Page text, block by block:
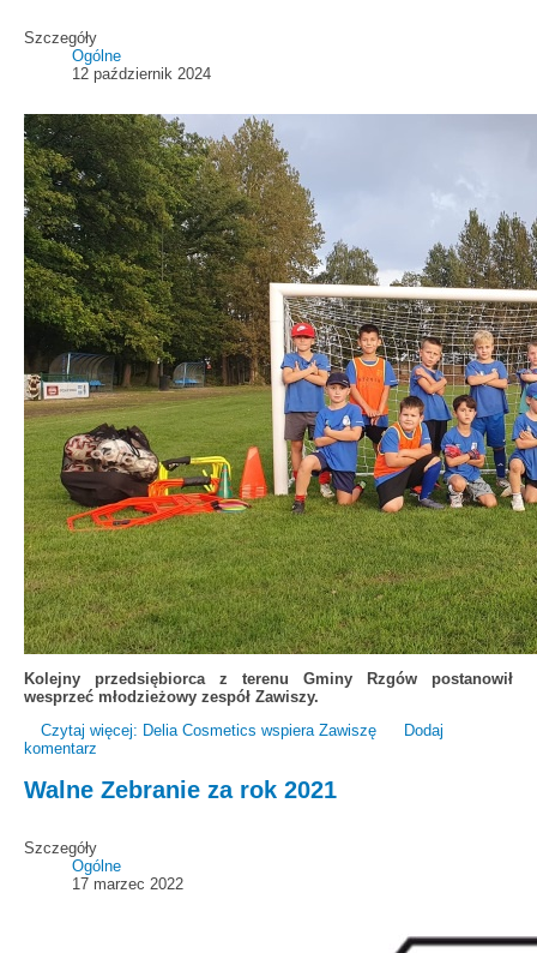
Szczegóły
Ogólne
12 październik 2024
Kolejny przedsiębiorca z terenu Gminy Rzgów postanowił
wesprzeć młodzieżowy zespół Zawiszy.
Czytaj więcej: Delia Cosmetics wspiera Zawiszę
Dodaj
komentarz
Walne Zebranie za rok 2021
Szczegóły
Ogólne
17 marzec 2022